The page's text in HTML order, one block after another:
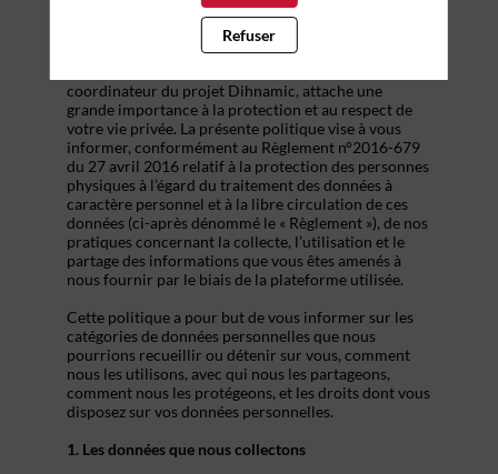
L’Agence de Développement et d’Innovation de la
Nouvelle-Aquitaine (dont le siège social est situé au 6
allée du Doyen Georges Brus, 33600 Pessac, France),
coordinateur du projet Dihnamic, attache une
grande importance à la protection et au respect de
votre vie privée. La présente politique vise à vous
informer, conformément au Règlement n°2016-679
du 27 avril 2016 relatif à la protection des personnes
physiques à l’égard du traitement des données à
caractère personnel et à la libre circulation de ces
données (ci-après dénommé le « Règlement »), de nos
pratiques concernant la collecte, l’utilisation et le
partage des informations que vous êtes amenés à
nous fournir par le biais de la plateforme utilisée.
Cette politique a pour but de vous informer sur les
catégories de données personnelles que nous
pourrions recueillir ou détenir sur vous, comment
nous les utilisons, avec qui nous les partageons,
comment nous les protégeons, et les droits dont vous
disposez sur vos données personnelles.
1. Les données que nous collectons
Refuser